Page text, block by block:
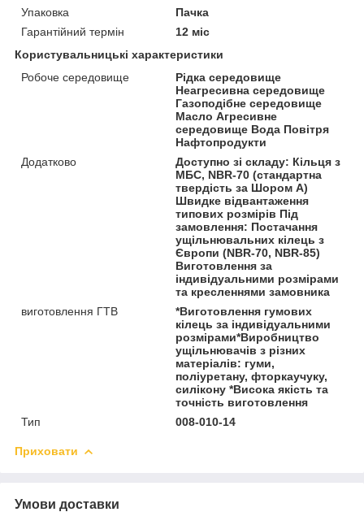
Упаковка
Пачка
Гарантійний термін
12 міс
Користувальницькі характеристики
Робоче середовище
Рідка середовище
Неагресивна середовище
Газоподібне середовище
Масло Агресивне
середовище Вода Повітря
Нафтопродукти
Додатково
Доступно зі складу: Кільця з
МБС, NBR-70 (стандартна
твердість за Шором A)
Швидке відвантаження
типових розмірів Під
замовлення: Постачання
ущільнювальних кілець з
Європи (NBR-70, NBR-85)
Виготовлення за
індивідуальними розмірами
та кресленнями замовника
виготовлення ГТВ
*Виготовлення гумових
кілець за індивідуальними
розмірами*Виробництво
ущільнювачів з різних
матеріалів: гуми,
поліуретану, фторкаучуку,
силікону *Висока якість та
точність виготовлення
Тип
008-010-14
Приховати
Умови доставки